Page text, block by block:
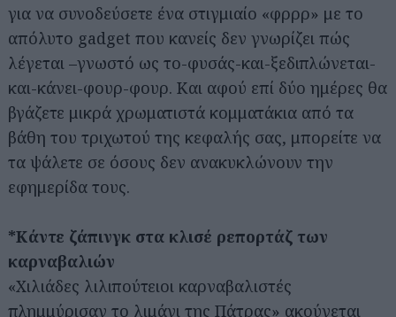
για να συνοδεύσετε ένα στιγμιαίο «φρρρ» με το
απόλυτο gadget που κανείς δεν γνωρίζει πώς
λέγεται –γνωστό ως το-φυσάς-και-ξεδιπλώνεται-
και-κάνει-φουρ-φουρ. Και αφού επί δύο ημέρες θα
βγάζετε μικρά χρωματιστά κομματάκια από τα
βάθη του τριχωτού της κεφαλής σας, μπορείτε να
τα ψάλετε σε όσους δεν ανακυκλώνουν την
εφημερίδα τους.
*Κάντε ζάπινγκ στα κλισέ ρεπορτάζ των
καρναβαλιών
«Χιλιάδες λιλιπούτειοι καρναβαλιστές
πλημμύρισαν το λιμάνι της Πάτρας» ακούγεται